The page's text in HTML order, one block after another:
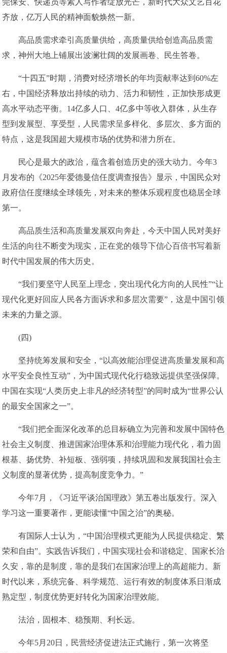
莞保安、快递员等素人写作者绽放光芒，新时代大众文艺百花
齐放，亿万人民的精神面貌焕然一新。
高品质需求牵引高质量供给，高质量供给创造高品质需
求，神州大地上铺展出波澜壮阔的发展画卷、民生答卷。
“十四五”时期，消费对经济增长的年均贡献率达到60%左
右，中国经济释放出持续的动力、活力和韧性，正加快形成更
高水平动态平衡。14亿多人口、4亿多中等收入群体，从生存
型到发展型、享受型，人民需求呈多样化、多层次、多方面的
特点，这是我国超大规模市场的优势和潜力所在。
民心是最大的政治，蕴含着创造历史的强大动力。今年3
月发布的《2025年爱德曼信任度调查报告》显示，中国民众对
政府信任度继续全球领先，对未来的整体乐观程度也稳居全球
第一。
高品质生活和高质量发展双向奔赴，今天中国人民对美好
生活的向往不断变为现实，正在党的领导下信心百倍书写着新
时代中国发展的伟大历史。
“我们要坚守人民至上理念，突出现代化方向的人民性”“让
现代化更好回应人民各方面诉求和多层次需要”，这是中国引领
未来的力量之源。
(四)
坚持统筹发展和安全，“以高效能治理促进高质量发展和高
水平安全良性互动”，为中国式现代化行稳致远提供坚强保障。
中国在实现“人类历史上非凡的经济转型”的同时成为“世界公认
的最安全国家之一”。
“我们把全面深化改革的总目标确立为完善和发展中国特色
社会主义制度、推进国家治理体系和治理能力现代化，着力固
根基、扬优势、补短板、强弱项，持续巩固和发展我国社会主
义制度的显著优势，提高制度竞争力。”
今年7月，《习近平谈治国理政》第五卷出版发行。深入
学习这一重要著作，更能读懂“中国之治”的奥秘。
有国际人士认为，“中国治理模式更能为人民提供稳定、繁
荣和自由”。实践告诉我们，中国实现社会和谐稳定、国家长治
久安，靠的是制度，靠的是我们在国家治理上的高超能力。新
时代以来，系统完备、科学规范、运行有效的制度体系日渐成
熟定型，制度优势更好转化为国家治理效能。
法治，固根本、稳预期、利长远。
今年5月20日，民营经济促进法正式施行，第一次将坚